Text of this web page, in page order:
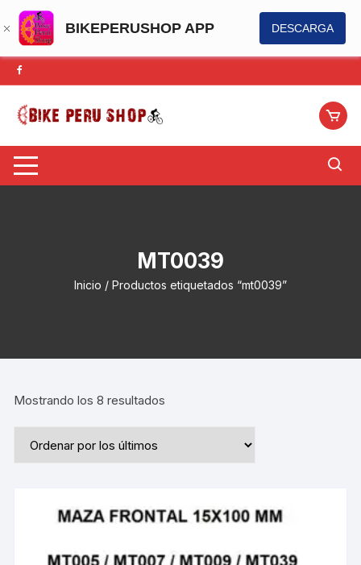
BIKEPERUSHOP APP DESCARGA
Saltar
al
contenido
MT0039
Inicio / Productos etiquetados “mt0039”
Mostrando los 8 resultados